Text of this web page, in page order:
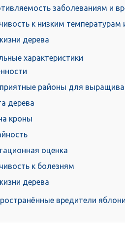
заболеваниям и
к низким температурам
дерева
характеристики
районы для
дерева
кроны
оценка
к болезням
дерева
вредители